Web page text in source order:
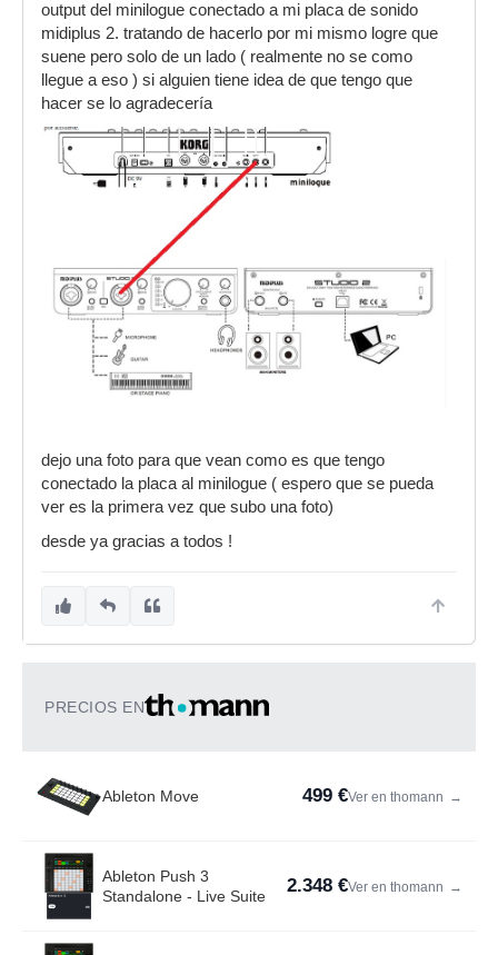
output del minilogue conectado a mi placa de sonido
midiplus 2. tratando de hacerlo por mi mismo logre que
suene pero solo de un lado ( realmente no se como
llegue a eso ) si alguien tiene idea de que tengo que
hacer se lo agradecería
dejo una foto para que vean como es que tengo
conectado la placa al minilogue ( espero que se pueda
ver es la primera vez que subo una foto)
desde ya gracias a todos !
PRECIOS EN
Ableton Move 499 €Ver en thomann →
Ableton Push 3
Standalone - Live Suite
2.348 €Ver en thomann →